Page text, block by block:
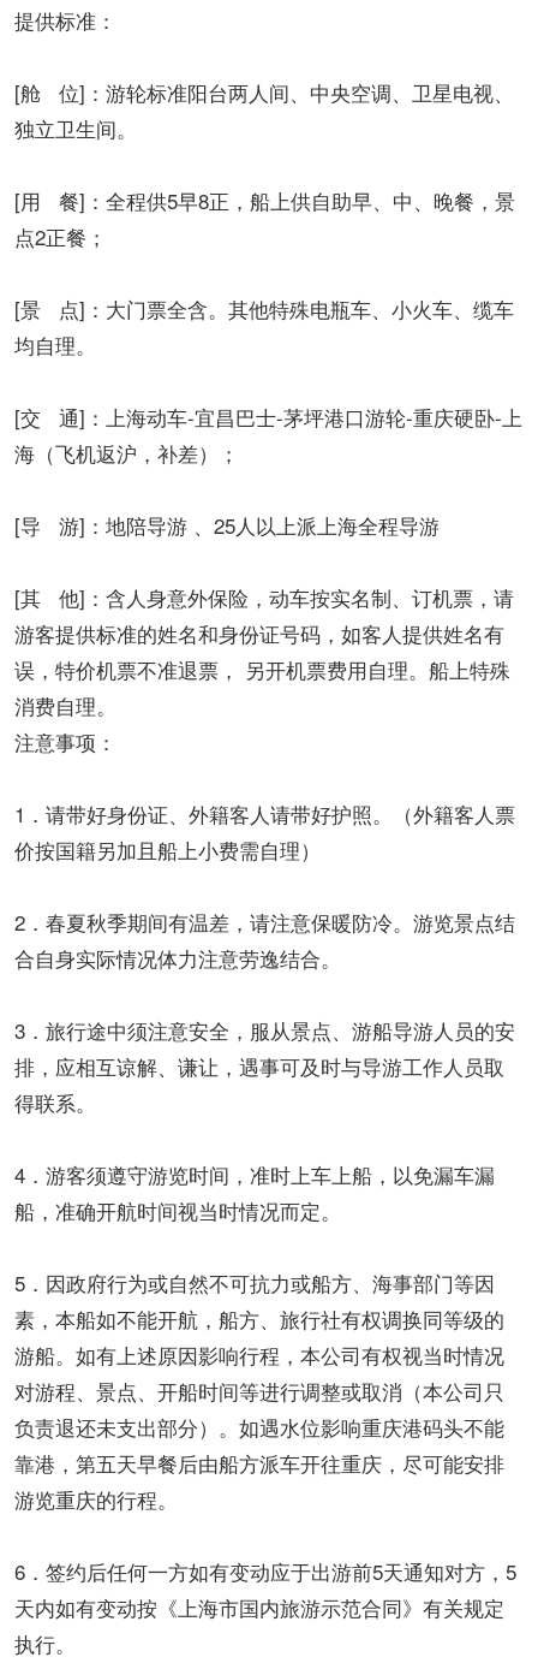
提供标准：
[舱 位]：游轮标准阳台两人间、中央空调、卫星电视、
独立卫生间。
[用 餐]：全程供5早8正，船上供自助早、中、晚餐，景
点2正餐；
[景 点]：大门票全含。其他特殊电瓶车、小火车、缆车
均自理。
[交 通]：上海动车-宜昌巴士-茅坪港口游轮-重庆硬卧-上
海（飞机返沪，补差）；
[导 游]：地陪导游 、25人以上派上海全程导游
[其 他]：含人身意外保险，动车按实名制、订机票，请
游客提供标准的姓名和身份证号码，如客人提供姓名有
误，特价机票不准退票， 另开机票费用自理。船上特殊
消费自理。
注意事项：
1．请带好身份证、外籍客人请带好护照。（外籍客人票
价按国籍另加且船上小费需自理）
2．春夏秋季期间有温差，请注意保暖防冷。游览景点结
合自身实际情况体力注意劳逸结合。
3．旅行途中须注意安全，服从景点、游船导游人员的安
排，应相互谅解、谦让，遇事可及时与导游工作人员取
得联系。
4．游客须遵守游览时间，准时上车上船，以免漏车漏
船，准确开航时间视当时情况而定。
5．因政府行为或自然不可抗力或船方、海事部门等因
素，本船如不能开航，船方、旅行社有权调换同等级的
游船。如有上述原因影响行程，本公司有权视当时情况
对游程、景点、开船时间等进行调整或取消（本公司只
负责退还未支出部分）。如遇水位影响重庆港码头不能
靠港，第五天早餐后由船方派车开往重庆，尽可能安排
游览重庆的行程。
6．签约后任何一方如有变动应于出游前5天通知对方，5
天内如有变动按《上海市国内旅游示范合同》有关规定
执行。